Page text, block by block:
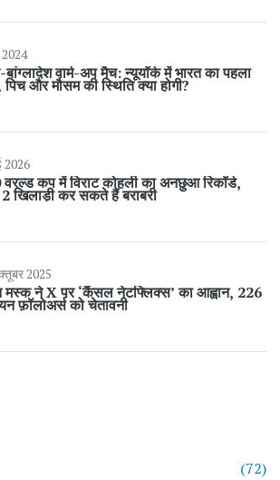
बांग्लादेश वार्म-अप मैच: न्यूयॉर्क में भारत का पहला
और मौसम की स्थिति क्या होगी?
2026
कप में विराट कोहली का अनछुआ रिकॉर्ड,
2 खिलाड़ी कर सकते हैं बराबरी
2025
मस्क ने X पर ‘कैंसल नेटफ्लिक्स’ का आह्वान, 226
फ़ॉलोअर्स को चेतावनी
(72)